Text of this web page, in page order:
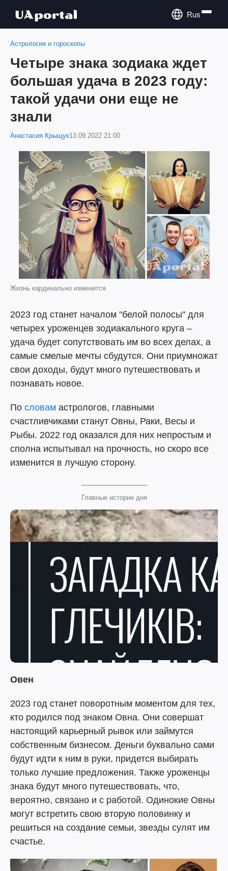
Rus
Астрология и гороскопы
Четыре знака зодиака ждет
большая удача в 2023 году:
такой удачи они еще не
знали
Анастасия Крыщук13.09.2022 21:00
Жизнь кардинально изменится
2023 год станет началом "белой полосы" для
четырех уроженцев зодиакального круга –
удача будет сопутствовать им во всех делах, а
самые смелые мечты сбудутся. Они приумножат
свои доходы, будут много путешествовать и
познавать новое.
По словам астрологов, главными
счастливчиками станут Овны, Раки, Весы и
Рыбы. 2022 год оказался для них непростым и
сполна испытывал на прочность, но скоро все
изменится в лучшую сторону.
Главные истории дня
Овен
2023 год станет поворотным моментом для тех,
кто родился под знаком Овна. Они совершат
настоящий карьерный рывок или займутся
собственным бизнесом. Деньги буквально сами
будут идти к ним в руки, придется выбирать
только лучшие предложения. Также уроженцы
знака будут много путешествовать, что,
вероятно, связано и с работой. Одинокие Овны
могут встретить свою вторую половинку и
решиться на создание семьи, звезды сулят им
счастье.